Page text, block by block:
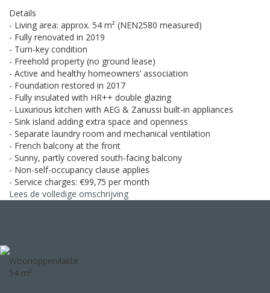
Details
- Living area: approx. 54 m² (NEN2580 measured)
- Fully renovated in 2019
- Turn-key condition
- Freehold property (no ground lease)
- Active and healthy homeowners’ association
- Foundation restored in 2017
- Fully insulated with HR++ double glazing
- Luxurious kitchen with AEG & Zanussi built-in appliances
- Sink island adding extra space and openness
- Separate laundry room and mechanical ventilation
- French balcony at the front
- Sunny, partly covered south-facing balcony
- Non-self-occupancy clause applies
- Service charges: €99,75 per month
Lees de volledige omschrijving
Woonoppervlakte
54 m²